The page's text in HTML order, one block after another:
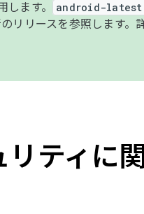
します。 android-
リリースを参照します。
ティに